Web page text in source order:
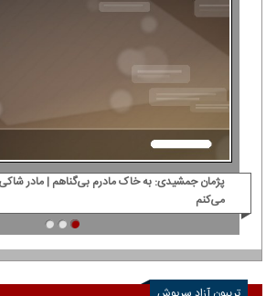
پژمان جمشیدی: ‌به خاک مادرم بی‌گناهم | مادر شاکی:
می‌کنم